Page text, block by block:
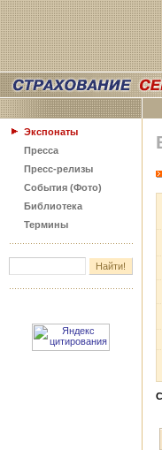
Экспонаты
Пресса
Пресс-релизы
События (Фото)
Библиотека
Термины